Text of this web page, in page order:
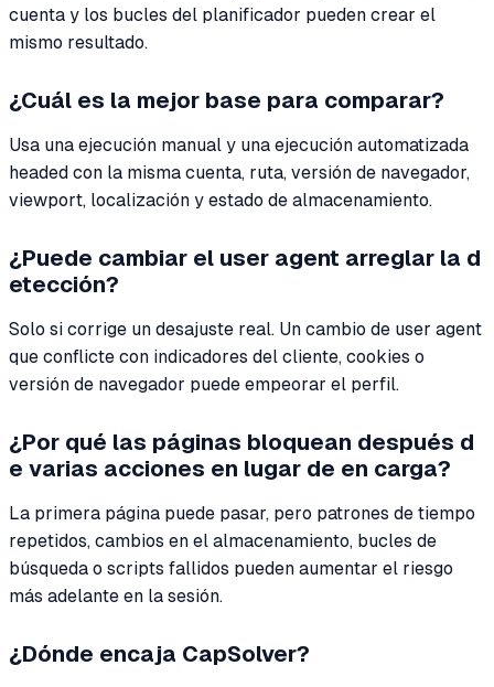
cuenta y los bucles del planificador pueden crear el
mismo resultado.
¿Cuál es la mejor base para comparar?
Usa una ejecución manual y una ejecución automatizada
headed con la misma cuenta, ruta, versión de navegador,
viewport, localización y estado de almacenamiento.
¿Puede cambiar el user agent arreglar la d
etección?
Solo si corrige un desajuste real. Un cambio de user agent
que conflicte con indicadores del cliente, cookies o
versión de navegador puede empeorar el perfil.
¿Por qué las páginas bloquean después d
e varias acciones en lugar de en carga?
La primera página puede pasar, pero patrones de tiempo
repetidos, cambios en el almacenamiento, bucles de
búsqueda o scripts fallidos pueden aumentar el riesgo
más adelante en la sesión.
¿Dónde encaja CapSolver?